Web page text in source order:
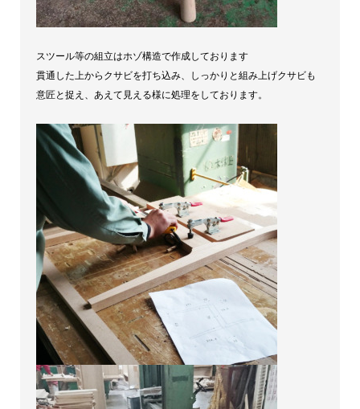
スツール等の組立はホゾ構造で作成しております
貫通した上からクサビを打ち込み、しっかりと組み上げクサビも
意匠と捉え、あえて見える様に処理をしております。